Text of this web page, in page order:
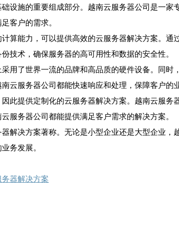
设施的重要组成部分。越南云服务器公司是一
客户的需求。
算能力，可以提供高效的云服务器解决方案。
技术，确保服务器的高可用性和数据的安全性。
用了世界一流的品牌和高品质的硬件设备。同
云服务器公司都能快速响应和处理，保障客户的
此提供定制化的云服务器解决方案。越南云服
服务器公司都能提供满足客户需求的解决方案。
解决方案著称。无论是小型企业还是大型企业
务发展。
器解决方案